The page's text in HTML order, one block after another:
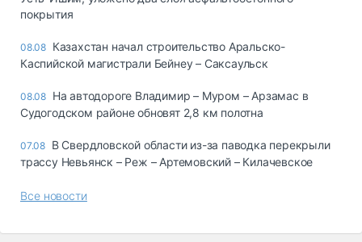
покрытия
08.08 Казахстан начал строительство Аральско-
Каспийской магистрали Бейнеу – Саксаульск
08.08 На автодороге Владимир – Муром – Арзамас в
Судогодском районе обновят 2,8 км полотна
07.08 В Свердловской области из-за паводка перекрыли
трассу Невьянск – Реж – Артемовский – Килачевское
Все новости